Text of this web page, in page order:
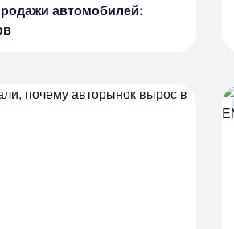
автомобилей: